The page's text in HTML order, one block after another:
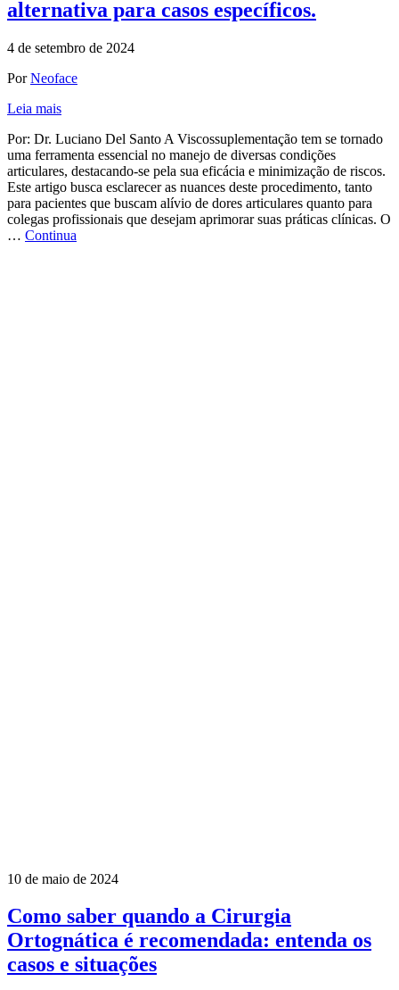
alternativa para casos específicos.
4 de setembro de 2024
PorNeoface
Leia mais
Por: Dr. Luciano Del Santo A Viscossuplementação tem se tornado
uma ferramenta essencial no manejo de diversas condições
articulares, destacando-se pela sua eficácia e minimização de riscos.
Este artigo busca esclarecer as nuances deste procedimento, tanto
para pacientes que buscam alívio de dores articulares quanto para
colegas profissionais que desejam aprimorar suas práticas clínicas. O
… Continua
10 de maio de 2024
Como saber quando a Cirurgia
Ortognática é recomendada: entenda os
casos e situações